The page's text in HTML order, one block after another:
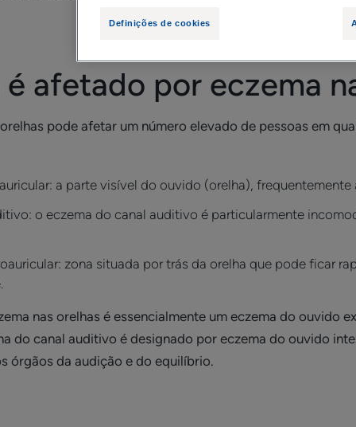
afetado por eczema
pode afetar um número elevado de pessoas em
a parte visível do ouvido (orelha),
o eczema do canal auditivo é particularmente
zona situada por trás da orelha que pode ficar
nas orelhas é essencialmente um eczema do ouvido
do canal auditivo é designado por eczema do ouvido
órgãos da audição e do equilíbrio.
Definições de cookies